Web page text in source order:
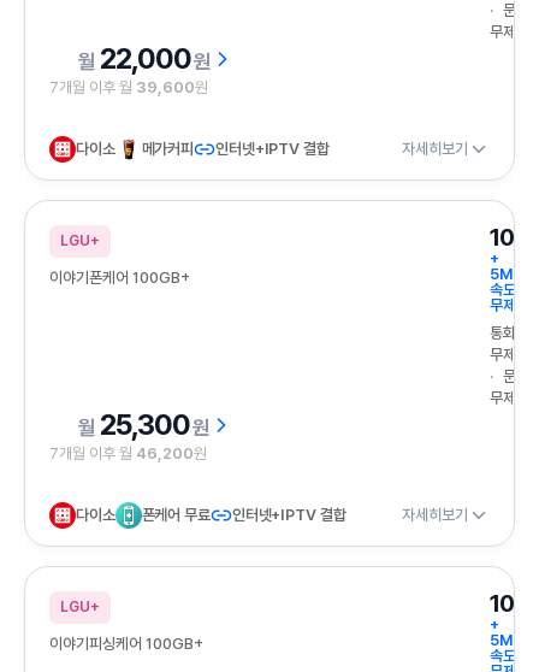
문자
무제한
22,000원
7개월 이후 월 39,600원
다이소 메가커피 인터넷+IPTV 결합 자세히보기
LGU+
이야기폰케어 100GB+
+
속도
무제한
통화
무제한
문자
무제한
25,300원
7개월 이후 월 46,200원
다이소 폰케어 무료 인터넷+IPTV 결합 자세히보기
LGU+
이야기피싱케어 100GB+
+
속도